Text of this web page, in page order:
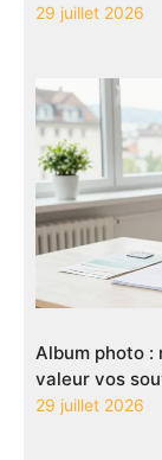
29 juillet 2026
Album photo :
valeur vos
29 juillet 2026